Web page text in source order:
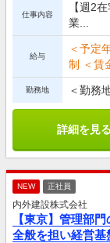
仕事内容
【週2
業...
給与
＜予定
制 ＜賃
勤務地 ＜勤務
詳細を見る
NEW 正社員
内外建設株式会社
【東京】管理部
全般を担い経営